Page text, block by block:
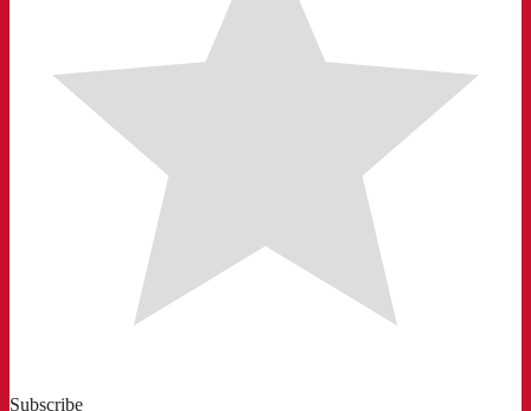
Subscribe